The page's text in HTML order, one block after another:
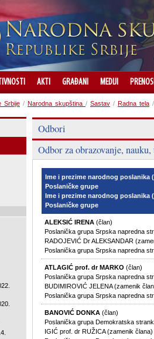
AKTI GRAĐANI MEDIJI PRENOSI
Srbije / Narodna skupština / Sastav / Radna tela /
Odbori
Odbor za obrazovanje,
Ime i prezime narodnog poslanika
Poslaničke grupe
Ime i prezime narodnog poslanika
Poslaničke grupe
ALEKSIĆ IRENA (član)
Poslanička grupa Srpska napredna
RADOJEVIĆ Dr ALEKSANDAR
Poslanička grupa Srpska napredna
ATLAGIĆ prof. dr MARKO (član)
Poslanička grupa Srpska napredna
BUDIMIROVIĆ JELENA (zamenik
Poslanička grupa Srpska napredna
BANOVIĆ DONKA (član)
Poslanička grupa Demokratska
IGIĆ prof. dr RUŽICA (zamenik člana)